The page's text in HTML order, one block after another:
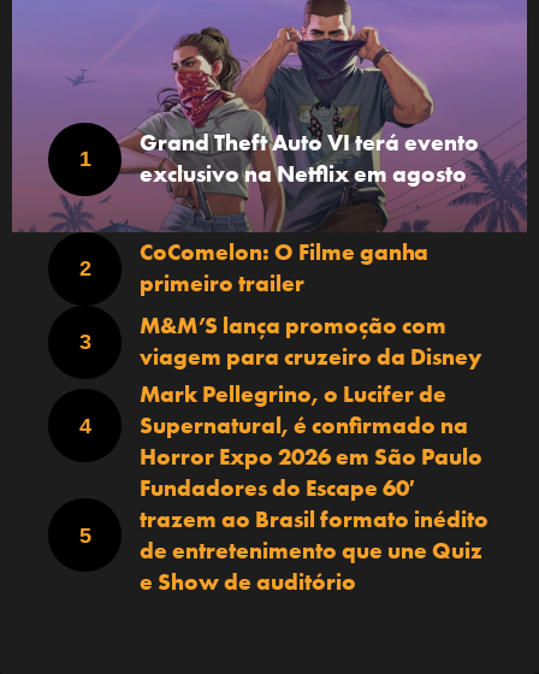
Grand Theft Auto VI terá evento
exclusivo na Netflix em agosto
CoComelon: O Filme ganha
primeiro trailer
M&M’S lança promoção com
viagem para cruzeiro da Disney
Mark Pellegrino, o Lucifer de
Supernatural, é confirmado na
Horror Expo 2026 em São Paulo
Fundadores do Escape 60′
trazem ao Brasil formato inédito
de entretenimento que une Quiz
e Show de auditório